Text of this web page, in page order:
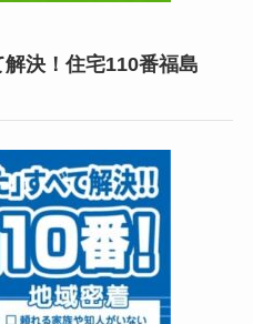
決！住宅110番福島